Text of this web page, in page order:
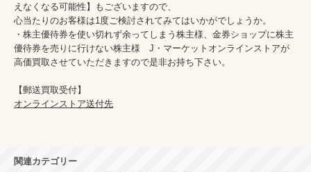
えなくなる可能性】もございますので、
心当たりのお客様は1度ご検討されてみてはいかがでしょうか。
・株主優待券を使い切れず余ってしまう株主様、金券ショップに株主
優待券を売りに行けない株主様　J・マーケットオンラインストアが
高価買取させていただきますので是非お持ち下さい。
オンラインストア送付先
関連カテゴリー